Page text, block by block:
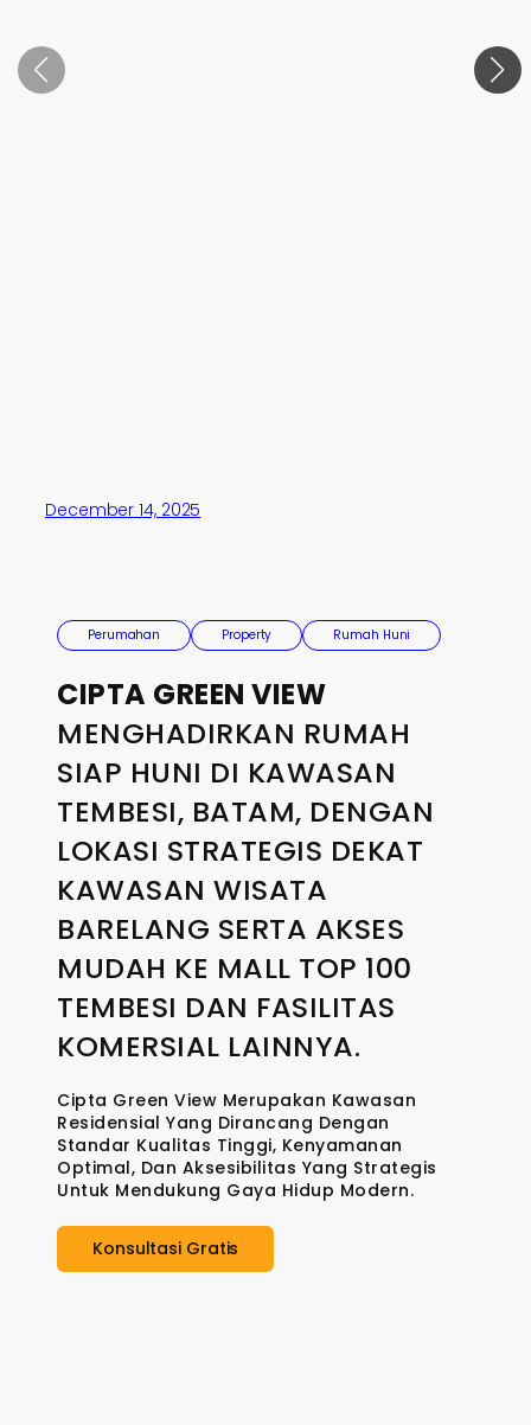
December 14, 2025
Perumahan Property Rumah Huni
CIPTA GREEN VIEW
MENGHADIRKAN RUMAH
SIAP HUNI DI KAWASAN
TEMBESI, BATAM, DENGAN
LOKASI STRATEGIS DEKAT
KAWASAN WISATA
BARELANG SERTA AKSES
MUDAH KE MALL TOP 100
TEMBESI DAN FASILITAS
KOMERSIAL LAINNYA.
Cipta Green View Merupakan Kawasan
Residensial Yang Dirancang Dengan
Standar Kualitas Tinggi, Kenyamanan
Optimal, Dan Aksesibilitas Yang Strategis
Untuk Mendukung Gaya Hidup Modern.
Konsultasi Gratis